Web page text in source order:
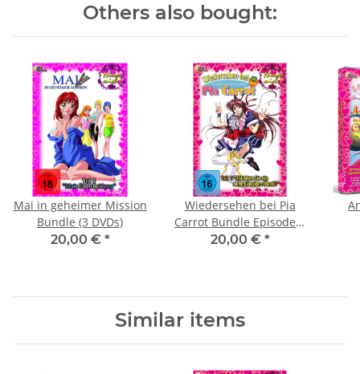
Others also bought:
Mai in geheimer Mission
Bundle (3 DVDs)
20,00 € *
Wiedersehen bei Pia
Carrot Bundle Episode 1
bis 3 (FSK18)
20,00 € *
Similar items